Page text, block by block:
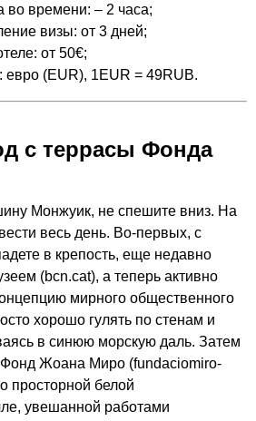
во времени: – 2 часа;
визы: от 3 дней;
от 50€;
евро (EUR), 1EUR = 49RUB.
с террасы Фонда
Монжуик, не спешите вниз. На
весь день. Во-первых, с
в крепость, еще недавно
(bcn.cat), а теперь активно
мирного общественного
хорошо гулять по стенам и
в синюю морскую даль. Затем
Фонд Жоана Миро (fundaciomiro-
просторной белой
увешанной работами